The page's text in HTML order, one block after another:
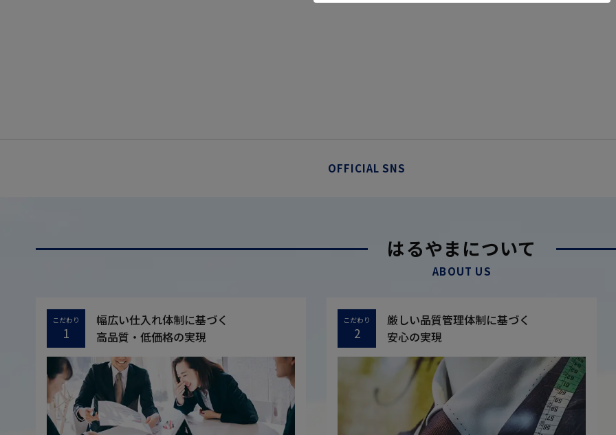
OFFICIAL SNS
はるやまについて
ABOUT US
こだわり
1
幅広い仕入れ体制に基づく
高品質・低価格の実現
こだわり
2
厳しい品質管理体制に基づく
安心の実現